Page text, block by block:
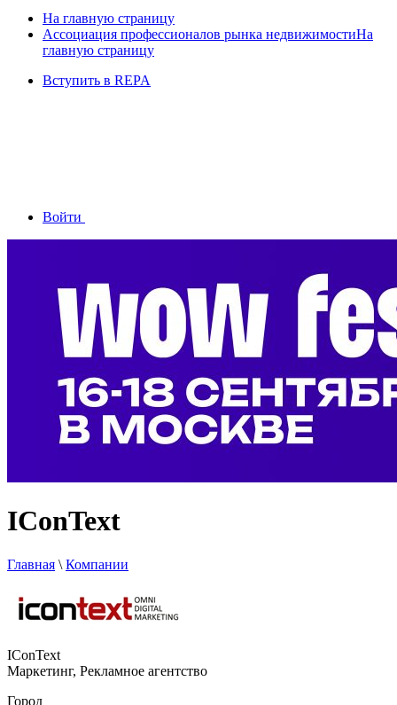
На главную страницу
Ассоциация профессионалов рынка недвижимостиНа
главную страницу
Вступить в REPA
Войти
IConText
Главная \ Компании
IConText
Маркетинг, Рекламное агентство
Город